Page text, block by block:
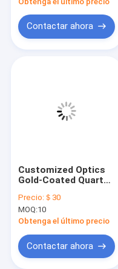
Contactar ahora
Customized Optics
Gold-Coated Quartz
Optimal Performance
Precio:＄30
MOQ:10
Obtenga el último precio
Contactar ahora